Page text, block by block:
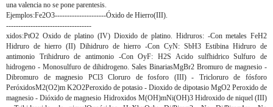
una valencia no se pone parentesis.
Ejemplos:Fe2O3---------------------Óxido de Hierro(III).
-----------------------------------
xidos:PtO2 Oxido de platino (IV) Dioxido de platino. Hidruros: -Con metales FeH2
Hidruro de hierro (II) Dihidruro de hierro -Con CyN: SbH3 Estibina Hidruro de
antimonio Trihidruro de antimonio -Con OyF: H2S Acido sulfhidrico Sulfuro de
hidrogeno - Monosulfuro de dihidrogeno. Sales BinariasMgBr2 Bromuro de magnesio -
Dibromuro de magnesio PCl3 Cloruro de fosforo (III) - Tricloruro de fósforo
PeróxidosM2(O2)m K2O2Peroxido de potasio - Dioxido de dipotasio MgO2 Peroxido de
magnesio - Dióxido de magnesio Hidroxidos M(OH)mNi(OH)3 Hidroxido de niquel (III)